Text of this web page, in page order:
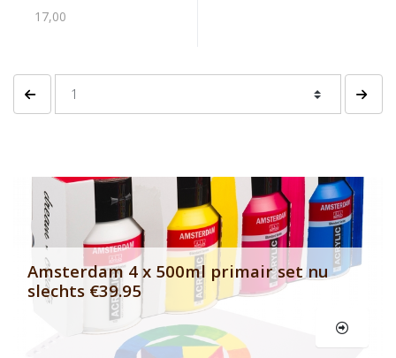
17,00
Vorige pagina
Banner row 2
Amsterdam 4 x 500ml primair set nu
slechts €39.95